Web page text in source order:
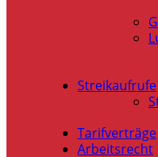
Streikaufrufe
Tarifverträge
Arbeitsrecht